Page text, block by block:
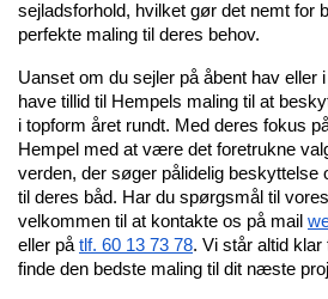
sejladsforhold, hvilket gør det nemt for
perfekte maling til deres behov.
Uanset om du sejler på åbent hav eller
have tillid til Hempels maling til at
i topform året rundt. Med deres fokus
Hempel med at være det foretrukne
verden, der søger pålidelig beskyttelse
til deres båd. Har du spørgsmål til
velkommen til at kontakte os på mail
eller på tlf. 60 13 73 78. Vi står altid
finde den bedste maling til dit næste